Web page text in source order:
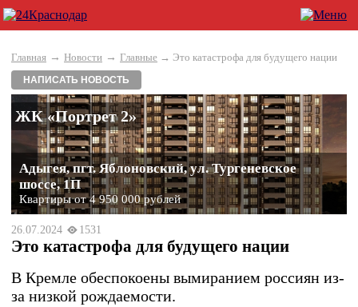
Главная → Новости → Главные → Это катастрофа для будущего нации
НАПИСАТЬ НОВОСТЬ
ЖК «Портрет 2»
Адыгея, пгт. Яблоновский, ул. Тургеневское
шоссе, 1П
Квартиры от 4 950 000 рублей
26.07.2024 1531
Это катастрофа для будущего нации
В Кремле обеспокоены вымиранием россиян из-
за низкой рождаемости.